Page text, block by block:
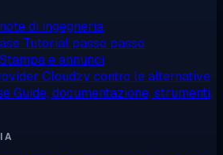
di ingegneria
Tutorial passo passo
Stampa e annunci
Cloudzy contro le alternative
Guide, documentazione, strumenti,